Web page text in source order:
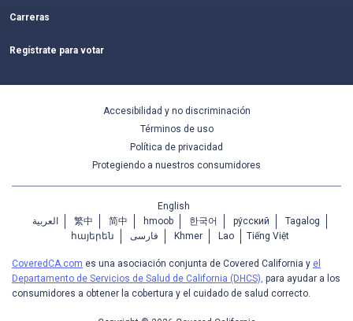
Carreras
Regístrate para votar
Accesibilidad y no discriminación
Términos de uso
Política de privacidad
Protegiendo a nuestros consumidores
English
العربية
繁中 简中 hmoob 한국어 ру́сский
Tagalog
հայերեն
فارسی Khmer Lao Tiếng Việt
CoveredCA.com es una asociación conjunta de Covered California y el
Departamento de Servicios de Salud de California (DHCS), para ayudar a los
consumidores a obtener la cobertura y el cuidado de salud correcto.